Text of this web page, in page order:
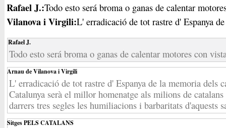
Rafael J.:Todo esto será broma o ganas de calentar
Vilanova i Virgili:L' erradicació de tot rastre d' Espanya
Rafael J.
Todo esto será broma o ganas de calentar motores con
Arnau de Vilanova i Virgili
L' erradicació de tot rastre d' Espanya de la memoria dels
Catalunya serà el millor homenatge als milions de
darrers tres segles les humiliacions i barbaritats d'aquests
Sitges PELS CATALANS